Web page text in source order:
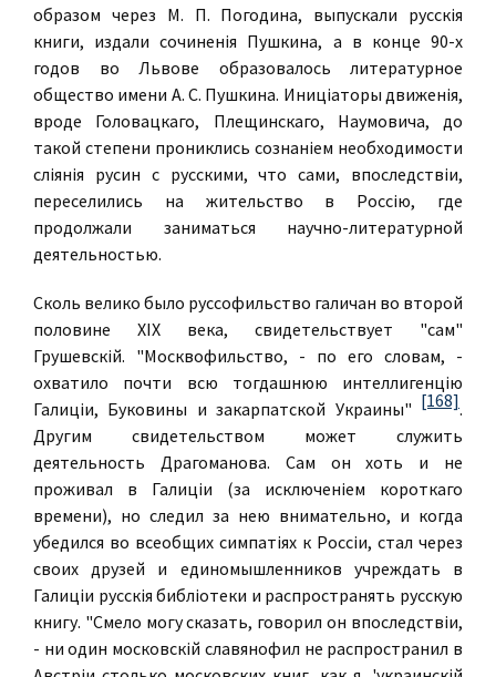
образом через М. П. Погодина, выпускали русскiя
книги, издали сочиненiя Пушкина, а в конце 90-х
годов во Львове образовалось литературное
общество имени А. С. Пушкина. Иницiаторы движенiя,
вроде Головацкаго, Плещинскаго, Наумовича, до
такой степени прониклись сознанiем необходимости
слiянiя русин с русскими, что сами, впоследствiи,
переселились на жительство в Россiю, где
продолжали заниматься научно-литературной
деятельностью.
Сколь велико было руссофильство галичан во второй
половине XIX века, свидетельствует "сам"
Грушевскiй. "Москвофильство, - по его словам, -
охватило почти всю тогдашнюю интеллигенцiю
Галицiи, Буковины и закарпатской Украины" [168].
Другим свидетельством может служить
деятельность Драгоманова. Сам он хоть и не
проживал в Галицiи (за исключенiем короткаго
времени), но следил за нею внимательно, и когда
убедился во всеобщих симпатiях к Россiи, стал через
своих друзей и единомышленников учреждать в
Галицiи русскiя библiотеки и распространять русскую
книгу. "Смело могу сказать, говорил он впоследствiи,
- ни один московскiй славянофил не распространил в